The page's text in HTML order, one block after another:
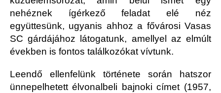
nehéznek ígérkező feladat elé néz
együttesünk, ugyanis ahhoz a fővárosi Vasas
SC gárdájához látogatunk, amellyel az elmúlt
években is fontos találkozókat vívtunk.
Leendő ellenfelünk története során hatszor
ünnepelhetett élvonalbeli bajnoki címet (1957,